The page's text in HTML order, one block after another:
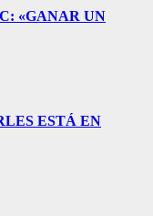
«GANAR UN
ESTÁ EN